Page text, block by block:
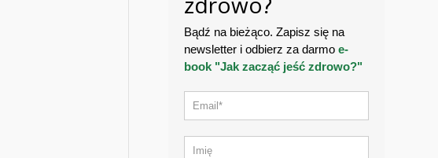
Bądź na bieżąco. Zapisz się na
newsletter i odbierz za darmoe-
book "Jak zacząć jeść zdrowo?"